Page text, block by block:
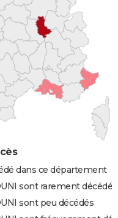
dans ce département
sont rarement décédés
sont peu décédés